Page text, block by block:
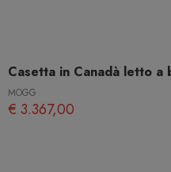
Casetta in Canadà letto a
MOGG
€ 3.367,00